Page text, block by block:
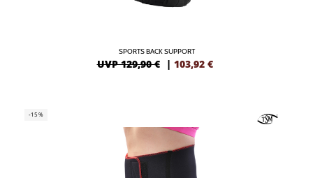
SPORTS BACK SUPPORT
UVP 129,90 € | 103,92 €
-15%